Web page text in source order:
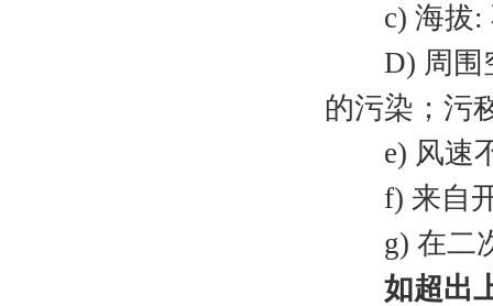
c) 海拔:
D) 周围空
的污染；污
e) 风速不
f) 来自开
g) 在二次
如超出